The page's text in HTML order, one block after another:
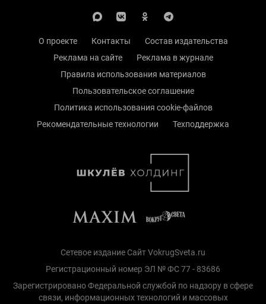
О проекте Контакты
Состав издательства
Реклама на сайте
Реклама в журнале
Правила использования материалов
Пользовательское соглашение
Политика использования cookie-файлов
Рекомендательные технологии
Техподдержка
Сетевое издание Сайт VokrugSveta.ru
Регистрационный номер ЭЛ № ФС 77 - 83686
Зарегистрировано Федеральной службой по надзору в сфере
связи, информационных технологий и массовых